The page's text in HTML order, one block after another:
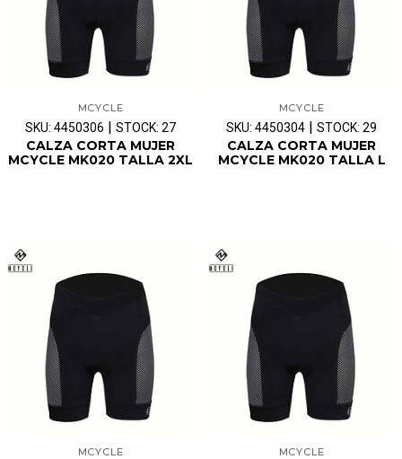
MCYCLE
SKU: 4450306 | STOCK: 27
CALZA CORTA MUJER
MCYCLE MK020 TALLA 2XL
MCYCLE
SKU: 4450304 | STOCK: 29
CALZA CORTA MUJER
MCYCLE MK020 TALLA L
MCYCLE MCYCLE